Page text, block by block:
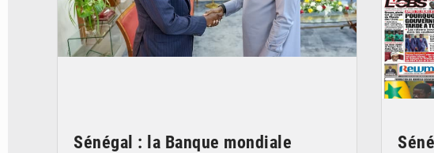
Sénégal : la Banque mondiale